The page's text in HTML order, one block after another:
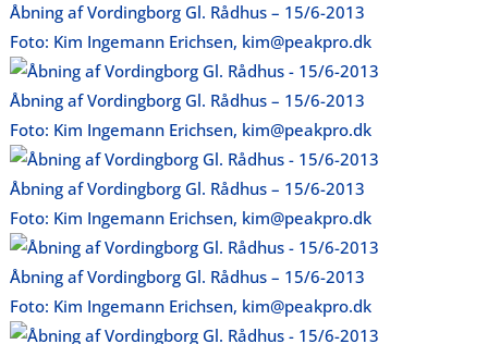
Åbning af Vordingborg Gl. Rådhus – 15/6-2013
Foto: Kim Ingemann Erichsen, kim@peakpro.dk
Åbning af Vordingborg Gl. Rådhus – 15/6-2013
Foto: Kim Ingemann Erichsen, kim@peakpro.dk
Åbning af Vordingborg Gl. Rådhus – 15/6-2013
Foto: Kim Ingemann Erichsen, kim@peakpro.dk
Åbning af Vordingborg Gl. Rådhus – 15/6-2013
Foto: Kim Ingemann Erichsen, kim@peakpro.dk